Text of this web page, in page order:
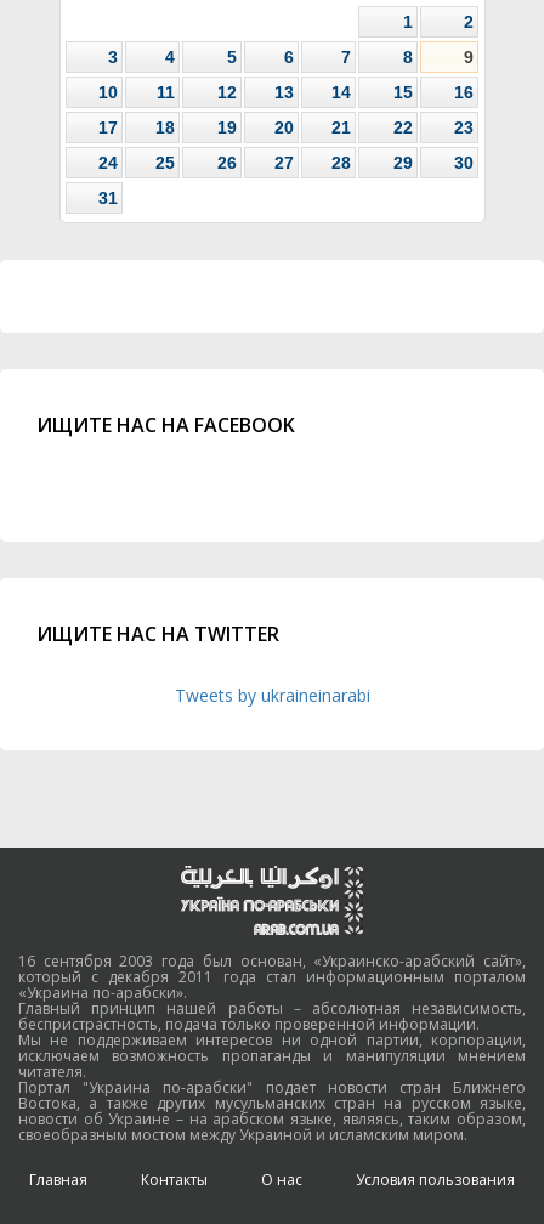
1
2
3
4 5 6 7 8
9
10
11 12 13 14 15
16
17
18 19 20 21 22
23
24
25 26 27 28 29
30
31
ИЩИТЕ НАС НА FACEBOOK
ИЩИТЕ НАС НА TWITTER
Tweets by ukraineinarabi
16 сентября 2003 года был основан, «Украинско-арабский сайт»,
который с декабря 2011 года стал информационным порталом
«Украина по-арабски».
Главный принцип нашей работы – абсолютная независимость,
беспристрастность, подача только проверенной информации.
Мы не поддерживаем интересов ни одной партии, корпорации,
исключаем возможность пропаганды и манипуляции мнением
читателя.
Портал "Украина по-арабски" подает новости стран Ближнего
Востока, а также других мусульманских стран на русском языке,
новости об Украине – на арабском языке, являясь, таким образом,
своеобразным мостом между Украиной и исламским миром.
Главная Контакты О нас Условия пользования